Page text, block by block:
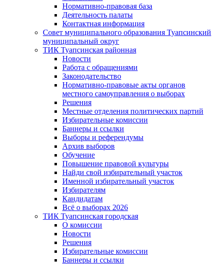
Нормативно-правовая база
Деятельность палаты
Контактная информация
Совет муниципального образования Туапсинский
муниципальный округ
ТИК Туапсинская районная
Новости
Работа с обращениями
Законодательство
Нормативно-правовые акты органов
местного самоуправления о выборах
Решения
Местные отделения политических партий
Избирательные комиссии
Баннеры и ссылки
Выборы и референдумы
Архив выборов
Обучение
Повышение правовой культуры
Найди свой избирательный участок
Именной избирательный участок
Избирателям
Кандидатам
Всё о выборах 2026
ТИК Туапсинская городская
О комиссии
Новости
Решения
Избирательные комиссии
Баннеры и ссылки